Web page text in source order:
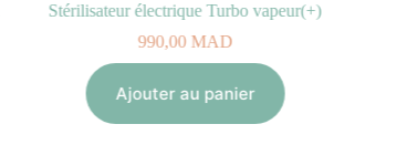
Stérilisateur électrique Turbo vapeur(+)
990,00MAD
Ajouter au panier